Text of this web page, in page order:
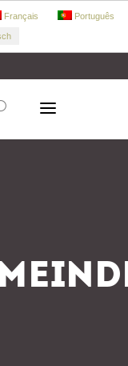
Français Português